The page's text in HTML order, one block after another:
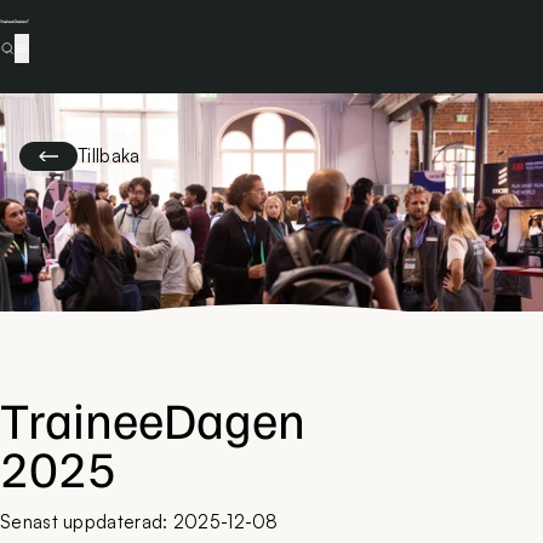
Tillbaka
TraineeDagen
2025
Senast uppdaterad: 2025-12-08